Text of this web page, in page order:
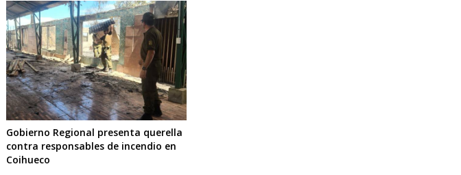
Gobierno Regional presenta querella
contra responsables de incendio en
Coihueco